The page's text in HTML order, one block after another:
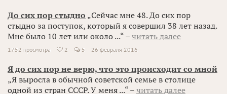
До сих пор стыдно „Сейчас мне 48. До сих пор
стыдно за поступок, который я совершил 38 лет назад.
Мне было 10 лет или около ...“ – читать далее
1752 просмотра  2 5 26 февраля 2016
Я до сих пор не верю, что это происходит со мной
„Я выросла в обычной советской семье в столице
одной из стран СССР. У меня ...“ – читать далее